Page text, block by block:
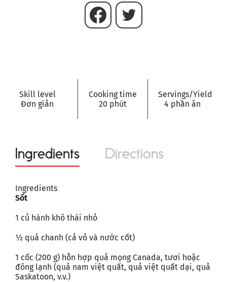
Skill level
Đơn giản
Cooking time
20 phút
Servings/Yield
4 phần ăn
Ingredients Directions
Ingredients
Sốt
1 củ hành khô thái nhỏ
½ quả chanh (cả vỏ và nước cốt)
1 cốc (200 g) hỗn hợp quả mọng Canada, tươi hoặc
đông lạnh (quả nam việt quất, quả việt quất dại, quả
Saskatoon, v.v.)